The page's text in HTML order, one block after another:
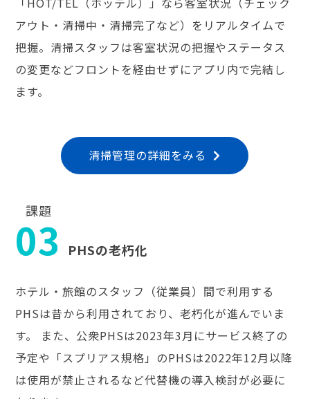
アウト・清掃中・清掃完了など）をリアルタイムで
把握。清掃スタッフは客室状況の把握やステータス
の変更などフロントを経由せずにアプリ内で完結し
ます。
清掃管理の詳細をみる
課題
03 PHSの老朽化
ホテル・旅館のスタッフ（従業員）間で利用する
PHSは昔から利用されており、老朽化が進んでいま
す。 また、公衆PHSは2023年3月にサービス終了の
予定や「スプリアス規格」のPHSは2022年12月以降
は使用が禁止されるなど代替機の導入検討が必要に